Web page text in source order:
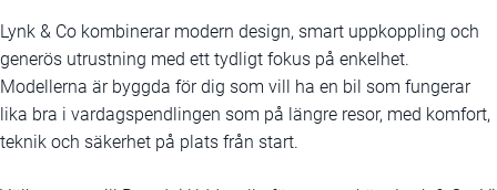
Lynk & Co kombinerar modern design, smart uppkoppling och
generös utrustning med ett tydligt fokus på enkelhet.
Modellerna är byggda för dig som vill ha en bil som fungerar
lika bra i vardagspendlingen som på längre resor, med komfort,
teknik och säkerhet på plats från start.